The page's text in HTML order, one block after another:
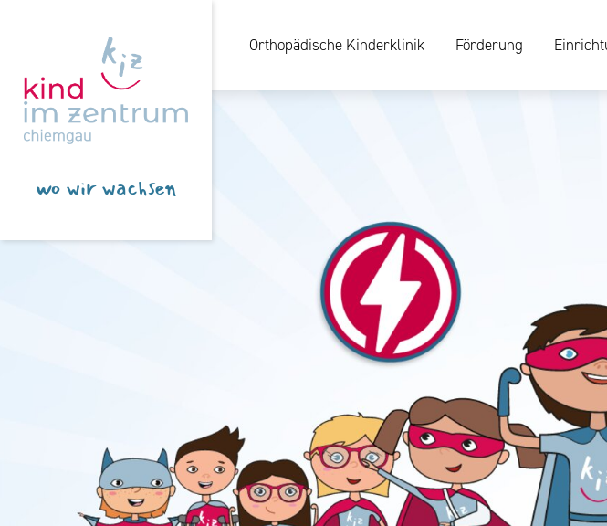
wo wir wachsen
Orthopädische Kinderklinik Förderung